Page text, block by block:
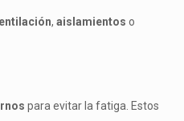
, aislamientos o
para evitar la fatiga. Estos